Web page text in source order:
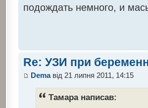
подождать немного, и
Re: УЗИ при
Demaвід 21 липня 2011, 14:15
Тамара написав: